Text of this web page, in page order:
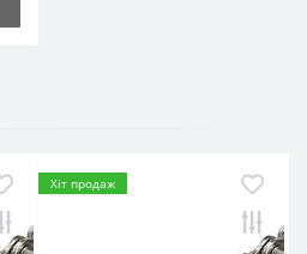
Хіт продаж